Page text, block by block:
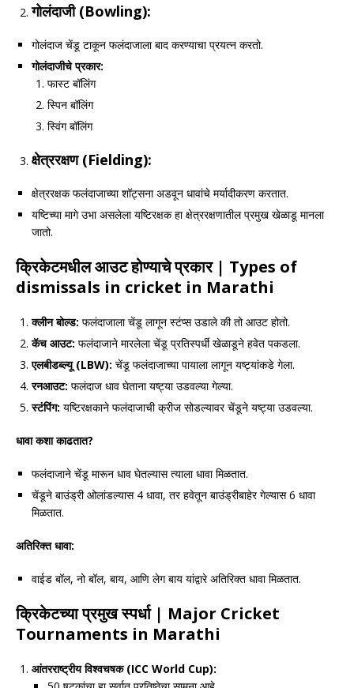
गोलंदाजी (Bowling):
गोलंदाज चेंडू टाकून फलंदाजाला बाद करण्याचा प्रयत्न करतो.
गोलंदाजीचे प्रकार:
फास्ट बॉलिंग
स्पिन बॉलिंग
स्विंग बॉलिंग
क्षेत्ररक्षण (Fielding):
क्षेत्ररक्षक फलंदाजाच्या शॉट्सना अडवून धावांचे मर्यादीकरण करतात.
यष्टिच्या मागे उभा असलेला यष्टिरक्षक हा क्षेत्ररक्षणातील प्रमुख खेळाडू मानला
जातो.
क्रिकेटमधील आउट होण्याचे प्रकार| Types of
dismissals in cricket in Marathi
क्लीन बोल्ड: फलंदाजाला चेंडू लागून स्टंप्स उडाले की तो आउट होतो.
कॅच आउट: फलंदाजाने मारलेला चेंडू प्रतिस्पर्धी खेळाडूने हवेत पकडला.
एलबीडब्ल्यू (LBW): चेंडू फलंदाजाच्या पायाला लागून यष्ट्यांकडे गेला.
रनआउट: फलंदाज धाव घेताना यष्ट्या उडवल्या गेल्या.
स्टंपिंग: यष्टिरक्षकाने फलंदाजाची क्रीज सोडल्यावर चेंडूने यष्ट्या उडवल्या.
धावा कशा काढतात?
फलंदाजाने चेंडू मारून धाव घेतल्यास त्याला धावा मिळतात.
चेंडूने बाउंड्री ओलांडल्यास 4 धावा, तर हवेतून बाउंड्रीबाहेर गेल्यास 6 धावा
मिळतात.
अतिरिक्त धावा:
वाईड बॉल, नो बॉल, बाय, आणि लेग बाय यांद्वारे अतिरिक्त धावा मिळतात.
क्रिकेटच्या प्रमुख स्पर्धा| Major Cricket
Tournaments in Marathi
आंतरराष्ट्रीय विश्वचषक (ICC World Cup):